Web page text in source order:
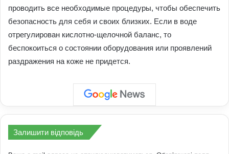
проводить все необходимые процедуры, чтобы обеспечить
безопасность для себя и своих близких. Если в воде
отрегулирован кислотно-щелочной баланс, то
беспокоиться о состоянии оборудования или проявлений
раздражения на коже не придется.
Залишити відповідь